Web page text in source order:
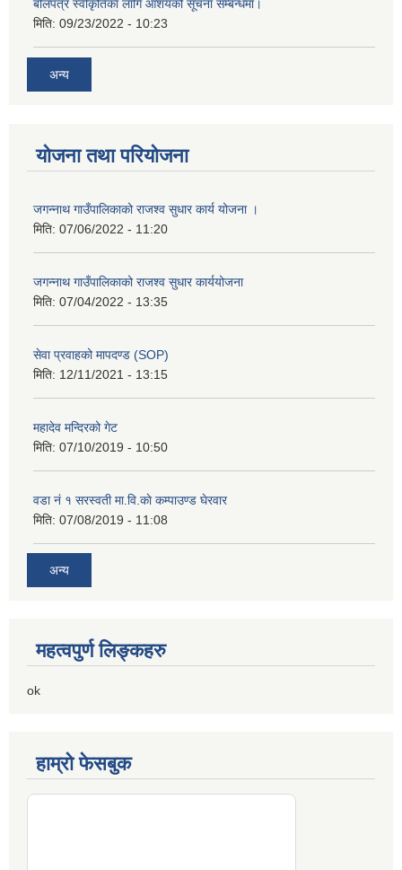
बोलपत्र स्वीकृतिका लागि आशयको सूचना सम्बन्धमा।
मिति: 09/23/2022 - 10:23
अन्य
योजना तथा परियोजना
जगन्नाथ गाउँपालिकाको राजश्व सुधार कार्य योजना ।
मिति: 07/06/2022 - 11:20
जगन्नाथ गाउँपालिकाको राजश्व सुधार कार्ययोजना
मिति: 07/04/2022 - 13:35
सेवा प्रवाहको मापदण्ड (SOP)
मिति: 12/11/2021 - 13:15
महादेव मन्दिरको गेट
मिति: 07/10/2019 - 10:50
वडा नं १ सरस्वती मा.वि.काे कम्पाउण्ड घेरवार
मिति: 07/08/2019 - 11:08
अन्य
महत्वपुर्ण लिङ्कहरु
ok
हाम्रो फेसबुक